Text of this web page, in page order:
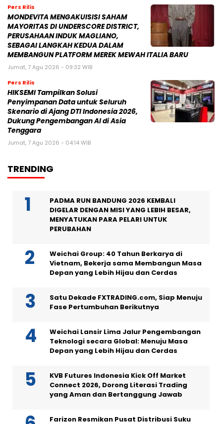
Pers Rilis
MONDEVITA MENGAKUISISI SAHAM
MAYORITAS DI UNDERSCORE DISTRICT,
PERUSAHAAN INDUK MAGLIANO,
SEBAGAI LANGKAH KEDUA DALAM
MEMBANGUN PLATFORM MEREK MEWAH ITALIA BARU
Jumat, 7 Agu 2026 - 09:32 WIB
Pers Rilis
HIKSEMI Tampilkan Solusi
Penyimpanan Data untuk Seluruh
Skenario di Ajang DTI Indonesia 2026,
Dukung Pengembangan AI di Asia
Tenggara
Jumat, 7 Agu 2026 - 04:14 WIB
TRENDING
PADMA RUN BANDUNG 2026 KEMBALI
DIGELAR DENGAN MISI YANG LEBIH BESAR,
MENYATUKAN PARA PELARI UNTUK
PERUBAHAN
Weichai Group: 40 Tahun Berkarya di
Vietnam, Bekerja sama Membangun Masa
Depan yang Lebih Hijau dan Cerdas
Satu Dekade FXTRADING.com, Siap Menuju
Fase Pertumbuhan Berikutnya
Weichai Lansir Lima Jalur Pengembangan
Teknologi secara Global: Menuju Masa
Depan yang Lebih Hijau dan Cerdas
KVB Futures Indonesia Kick Off Market
Connect 2026, Dorong Literasi Trading
yang Aman dan Bertanggung Jawab
Farizon Resmikan Pusat Distribusi Suku